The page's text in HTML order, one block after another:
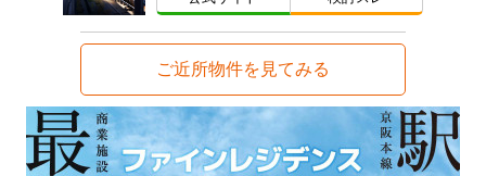
ご近所物件を見てみる